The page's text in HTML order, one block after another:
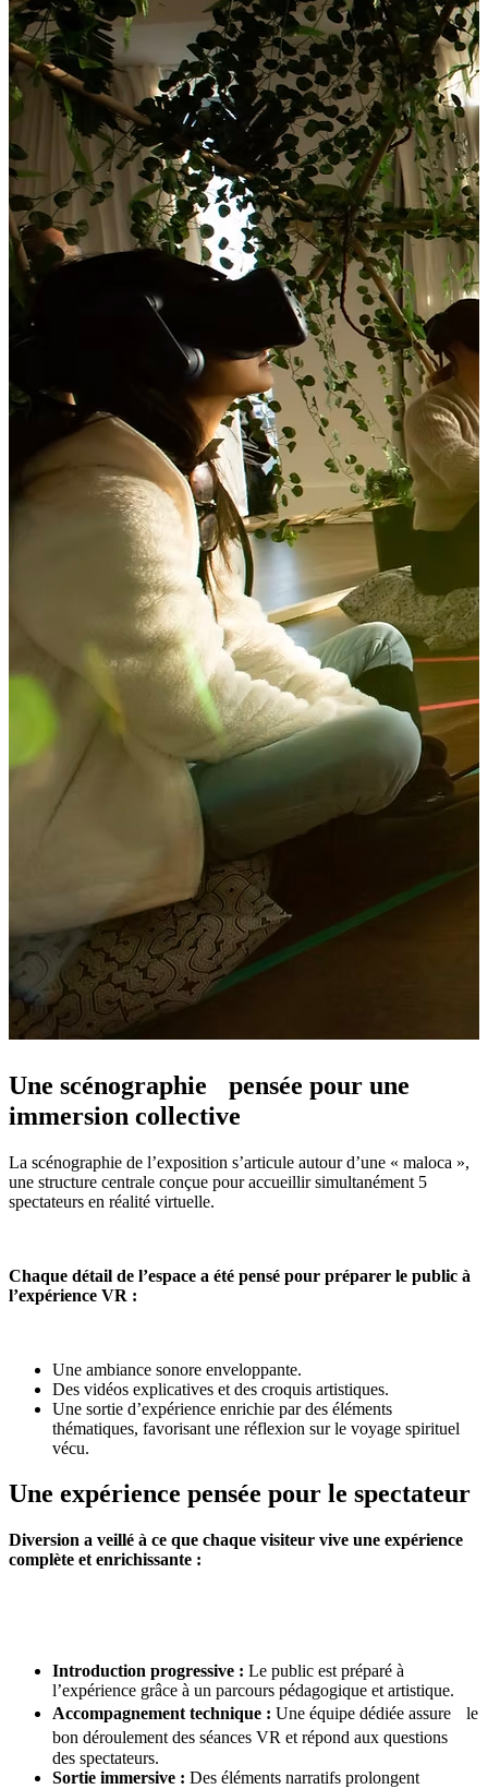
Une scénographie pensée pour une
immersion collective
La scénographie de l’exposition s’articule autour d’une « maloca »,
une structure centrale conçue pour accueillir simultanément 5
spectateurs en réalité virtuelle.
Chaque détail de l’espace a été pensé pour préparer le public à
l’expérience VR :
Une ambiance sonore enveloppante.
Des vidéos explicatives et des croquis artistiques.
Une sortie d’expérience enrichie par des éléments
thématiques, favorisant une réflexion sur le voyage spirituel
vécu.
Une expérience pensée pour le spectateur
Diversion a veillé à ce que chaque visiteur vive une expérience
complète et enrichissante :
Introduction progressive : Le public est préparé à
l’expérience grâce à un parcours pédagogique et artistique.
Accompagnement technique : Une équipe dédiée assure le
bon déroulement des séances VR et répond aux questions
des spectateurs.
Sortie immersive : Des éléments narratifs prolongent